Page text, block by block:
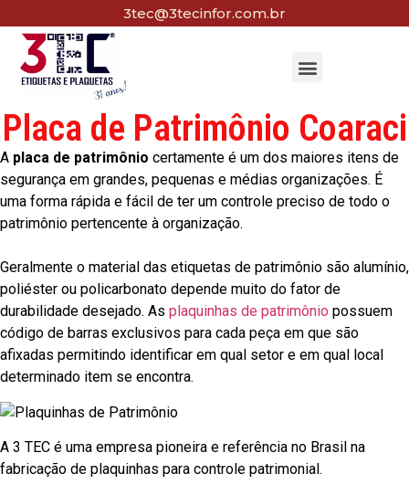
3tec@3tecinfor.com.br
Placa de Patrimônio Coaraci
A placa de patrimônio certamente é um dos maiores itens de
segurança em grandes, pequenas e médias organizações. É
uma forma rápida e fácil de ter um controle preciso de todo o
patrimônio pertencente à organização.
Geralmente o material das etiquetas de patrimônio são alumínio,
poliéster ou policarbonato depende muito do fator de
durabilidade desejado. As plaquinhas de patrimônio possuem
código de barras exclusivos para cada peça em que são
afixadas permitindo identificar em qual setor e em qual local
determinado item se encontra.
A 3 TEC é uma empresa pioneira e referência no Brasil na
fabricação de plaquinhas para controle patrimonial.